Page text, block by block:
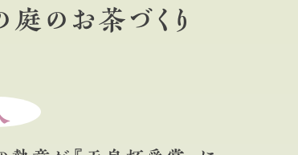
庭のお茶づくり